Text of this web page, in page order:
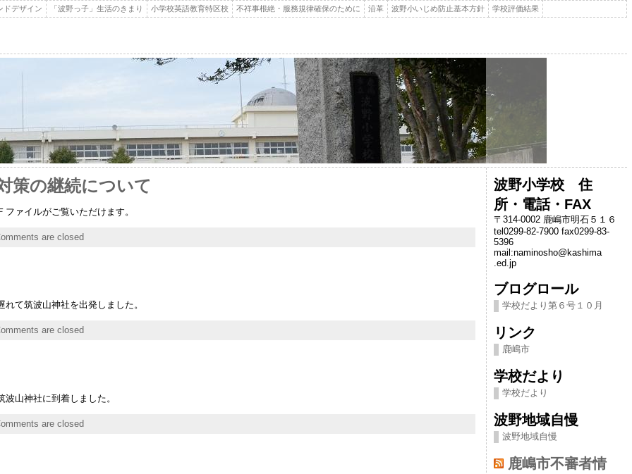
ドデザイン 「波野っ子」生活のきまり 小学校英語教育特区校 不祥事根絶・服務規律確保のために 沿革 波野小いじめ防止基本方針 学校評価結果
策の継続について
ァイルがご覧いただけます。
are closed
て筑波山神社を出発しました。
are closed
山神社に到着しました。
are closed
波野小学校 住
所・電話・FAX
〒314-0002 鹿嶋市明石５１６
tel0299-82-7900 fax0299-83-
5396
mail:naminosho@kashima
.ed.jp
ブログロール
学校だより第６号１０月
リンク
鹿嶋市
学校だより
学校だより
波野地域自慢
波野地域自慢
鹿嶋市不審者情